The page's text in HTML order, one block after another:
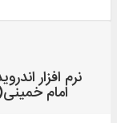
نرم افزار
امام